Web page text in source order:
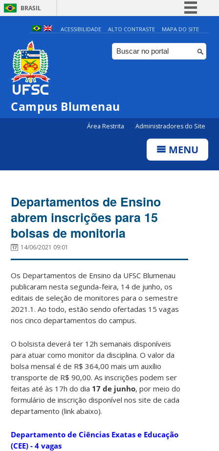
BRASIL
Simplifique!
Comunica BR
Participe
ACESSIBILIDADE ALTO CONTRASTE MAPA DO SITE
Campus Blumenau
Área Restrita Administradores do Site
MENU
Departamentos de Ensino
abrem inscrições para 15
bolsas de monitoria
14/06/2021 09:01
Os Departamentos de Ensino da UFSC Blumenau
publicaram nesta segunda-feira, 14 de junho, os
editais de seleção de monitores para o semestre
2021.1. Ao todo, estão sendo ofertadas 15 vagas
nos cinco departamentos do campus.
O bolsista deverá ter 12h semanais disponíveis
para atuar como monitor da disciplina. O valor da
bolsa mensal é de R$ 364,00 mais um auxílio
transporte de R$ 90,00. As inscrições podem ser
feitas até às 17h do dia 17 de junho, por meio do
formulário de inscrição disponível nos site de cada
departamento (link abaixo).
Departamento de Ciências Exatas e Educação
(CEE) - 4 vagas